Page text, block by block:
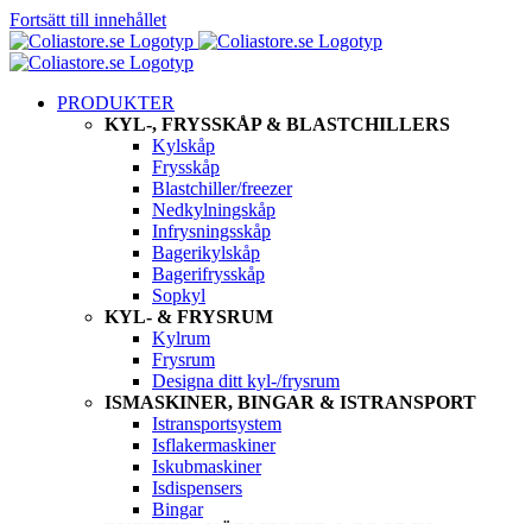
Fortsätt till innehållet
PRODUKTER
KYL-, FRYSSKÅP & BLASTCHILLERS
Kylskåp
Frysskåp
Blastchiller/freezer
Nedkylningskåp
Infrysningsskåp
Bagerikylskåp
Bagerifrysskåp
Sopkyl
KYL- & FRYSRUM
Kylrum
Frysrum
Designa ditt kyl-/frysrum
ISMASKINER, BINGAR & ISTRANSPORT
Istransportsystem
Isflakermaskiner
Iskubmaskiner
Isdispensers
Bingar